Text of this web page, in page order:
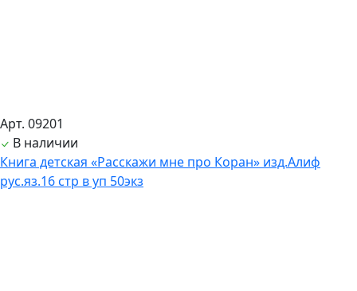
Арт. 09201
В наличии
Книга детская «Расскажи мне про Коран» изд.Алиф
рус.яз.16 стр в уп 50экз